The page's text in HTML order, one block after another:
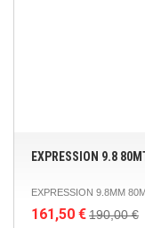
EXPRESSION 9.8
EXPRESSION 9.8MM
161,50 €190,00 €